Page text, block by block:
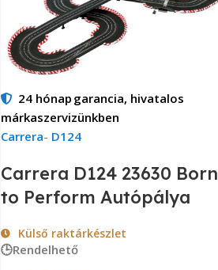
24 hónap garancia, hivatalos
márkaszervizünkben
Carrera- D124
Carrera D124 23630 Born
to Perform Autópálya
Külső raktárkészlet
🕒Rendelhető